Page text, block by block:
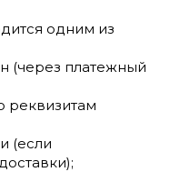
одним из
(через платежный
реквизитам
(если